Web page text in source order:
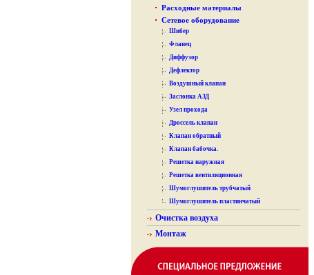
Расходные материалы
Сетевое оборудование
Шибер
Фланец
Диффузор
Дефлектор
Воздушный клапан
Заслонка АЗД
Узел прохода
Дроссель клапан
Клапан обратный
Клапан бабочка.
Решетка наружная
Решетка вентиляционная
Шумоглушитель трубчатый
Шумоглушитель пластинчатый
Очистка воздуха
Монтаж